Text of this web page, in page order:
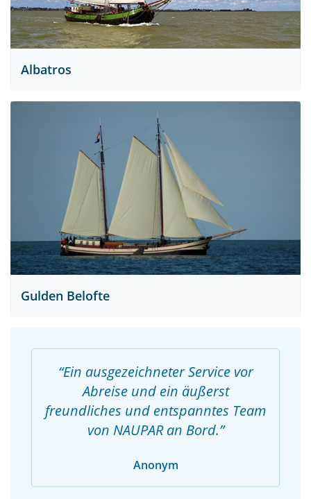
Albatros
Gulden Belofte
Ein ausgezeichneter Service vor
Abreise und ein äußerst
freundliches und entspanntes Team
von NAUPAR an Bord.
Anonym